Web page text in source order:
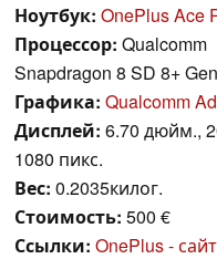
Ноутбук: OnePlus Ace
Процессор: Qualcomm
Snapdragon 8 SD 8+
Графика: Qualcomm
Дисплей: 6.70 дюйм.,
1080 пикс.
Вес: 0.2035килог.
Стоимость: 500 €
Ссылки: OnePlus -